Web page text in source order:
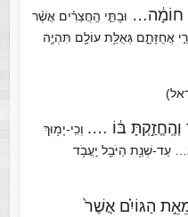
חוֹמָ֔ה… וּבָתֵּ֣י הַֽחֲצֵרִ֗ים אֲשֶׁ֨ר
אֲחֻזָּתָ֑ם גְּאֻלַּ֥ת עוֹלָ֖ם תִּהְיֶ֥ה
וְהֶֽחֱזַ֣קְתָּ בּ֔וֹ …. וְכִֽי-יָמ֥וּךְ
עַד-שְׁנַ֥ת הַיֹּבֵ֖ל יַֽעֲבֹ֥ד
הַגּוֹיִ֗ם אֲשֶׁר֙